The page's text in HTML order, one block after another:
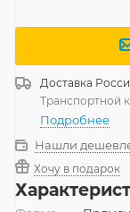
Доставка
Транспортной
Подробнее
Нашли
Хочу в подарок